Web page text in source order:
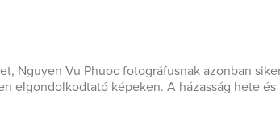
Nguyen Vu Phuoc fotográfusnak azonban
elgondolkodtató képeken. A házasság hete